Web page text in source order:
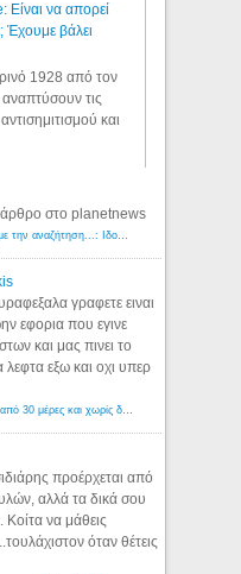
να απορεί
Έχουμε βάλει
1928 από τον
τις
και
άρθρο στο planetnews
Λόγιος Ερμής | Η γνώση ξεκινάει με την αναζήτηση...: Ιδού οι 18 που χρωστούν 11 δις ευρώ!
γραφετε ειναι
εφορια που εγινε
και μας πινει το
λεφτα εξω και οχι υπερ
Εφορία: Κατάσχονται όλα ύστερα από 30 μέρες και χωρίς δικαστικές αποφάσεις - Λόγιος Ερμής
προέρχεται από
αλλά τα δικά σου
Κοίτα να μάθεις
όταν θέτεις